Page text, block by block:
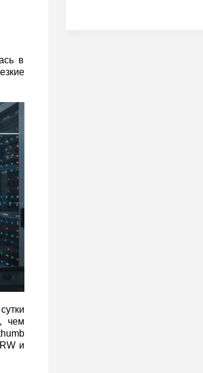
в
чем
и